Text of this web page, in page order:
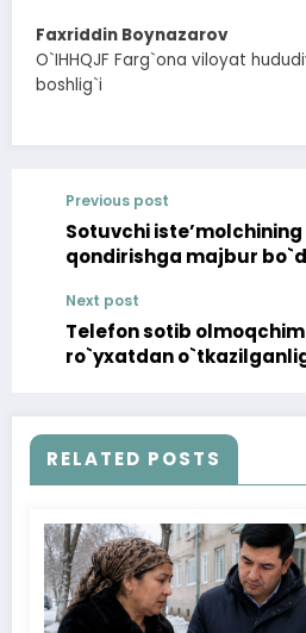
Faxriddin Boynazarov
O`IHHQJF Farg`ona viloyat
boshlig`i
Previous post
Sotuvchi
qondirishga majbur
Next post
Telefon sotib
ro`yxatdan
RELATED POSTS